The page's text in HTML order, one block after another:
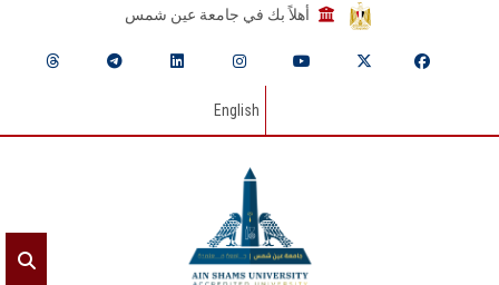
أهلاً بك في جامعة عين شمس
English